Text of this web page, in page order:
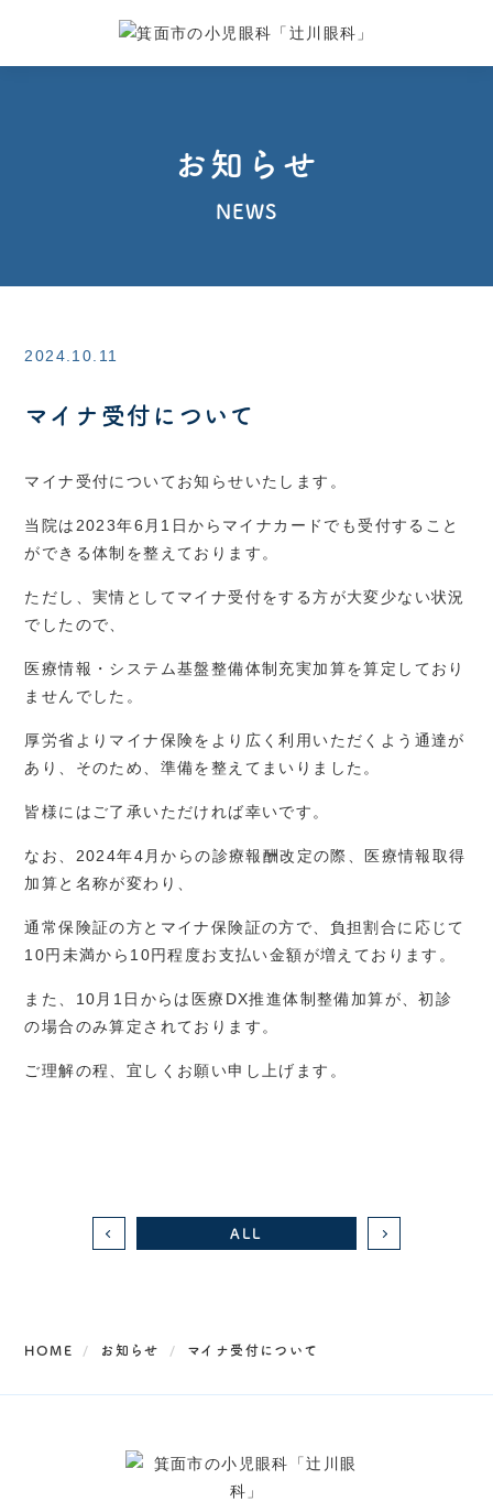
お知らせ
NEWS
2024.10.11
マイナ受付について
マイナ受付についてお知らせいたします。
当院は2023年6月1日からマイナカードでも受付すること
ができる体制を整えております。
ただし、実情としてマイナ受付をする方が大変少ない状況
でしたので、
医療情報・システム基盤整備体制充実加算を算定しており
ませんでした。
厚労省よりマイナ保険をより広く利用いただくよう通達が
あり、そのため、準備を整えてまいりました。
皆様にはご了承いただければ幸いです。
なお、2024年4月からの診療報酬改定の際、医療情報取得
加算と名称が変わり、
通常保険証の方とマイナ保険証の方で、負担割合に応じて
10円未満から10円程度お支払い金額が増えております。
また、10月1日からは医療DX推進体制整備加算が、初診
の場合のみ算定されております。
ご理解の程、宜しくお願い申し上げます。
ALL
HOME お知らせ マイナ受付について